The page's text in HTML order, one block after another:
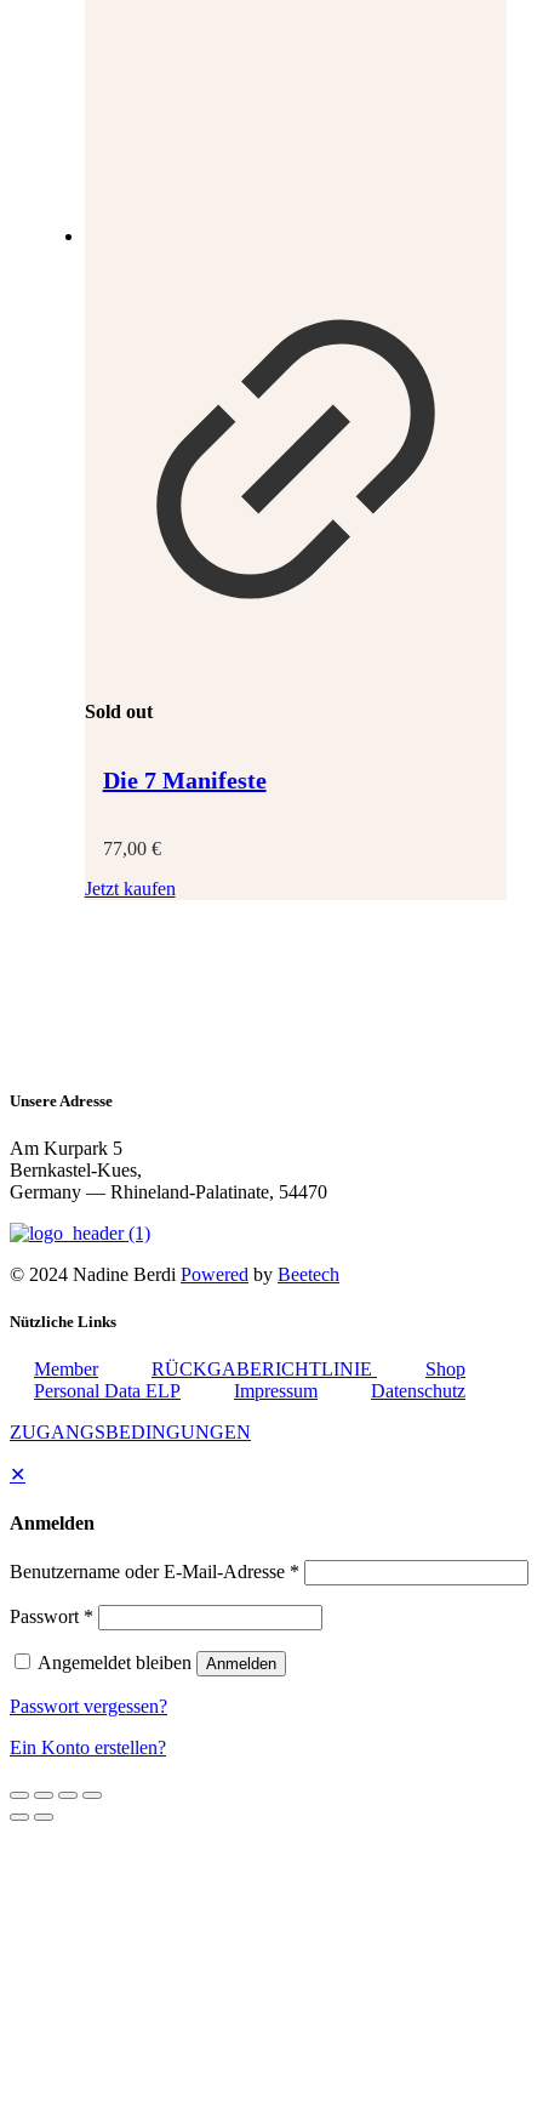
Sold out
Die 7 Manifeste
77,00 €
Jetzt kaufen
Unsere Adresse
Am Kurpark 5
Bernkastel-Kues,
Germany — Rhineland-Palatinate, 54470
© 2024 Nadine Berdi Powered by Beetech
Nützliche Links
Member RÜCKGABERICHTLINIE
Shop
Personal Data ELP
Impressum
Datenschutz
ZUGANGSBEDINGUNGEN
✕
Anmelden
Benutzername oder E-Mail-Adresse *
Passwort *
Angemeldet bleiben Anmelden
Passwort vergessen?
Ein Konto erstellen?